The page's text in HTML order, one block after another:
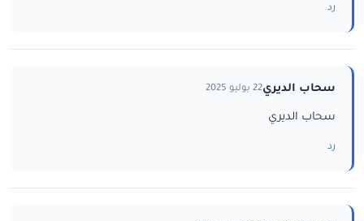
رد
سحاب الديري22 يوليو 2025
سحاب الديري
رد